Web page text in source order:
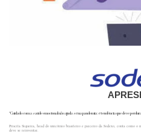
“Cuidado com a saúde emocional não ajuda só na pandemia: é tendência que deve
Priscila Siqueira, head do unicórnio brasileiro e parceiro da Sodexo, conta como o
deve se reinventar.